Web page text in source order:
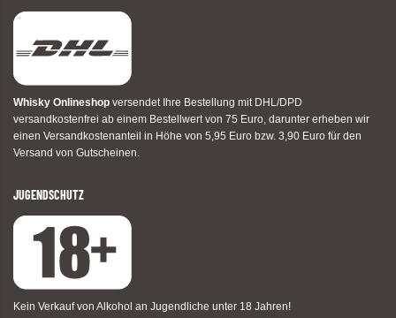
Whisky Onlineshop versendet Ihre Bestellung mit DHL/DPD
versandkostenfrei ab einem Bestellwert von 75 Euro, darunter erheben wir
einen Versandkostenanteil in Höhe von 5,95 Euro bzw. 3,90 Euro für den
Versand von Gutscheinen.
JUGENDSCHUTZ
Kein Verkauf von Alkohol an Jugendliche unter 18 Jahren!